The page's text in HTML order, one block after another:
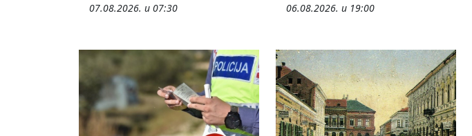
07.08.2026. u 07:30 06.08.2026. u 19:00